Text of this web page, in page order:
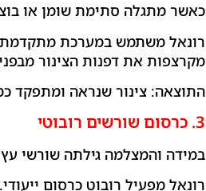
כאשר מתגלה סתימת שומן או
מקרצפות את דפנות הצינור
התוצאה: צינור שנראה ומתפקד
3. כרסום שורשים רובוטי
במידה והמצלמה גילתה שורשי
רונאל מפעיל רובוט כרסום